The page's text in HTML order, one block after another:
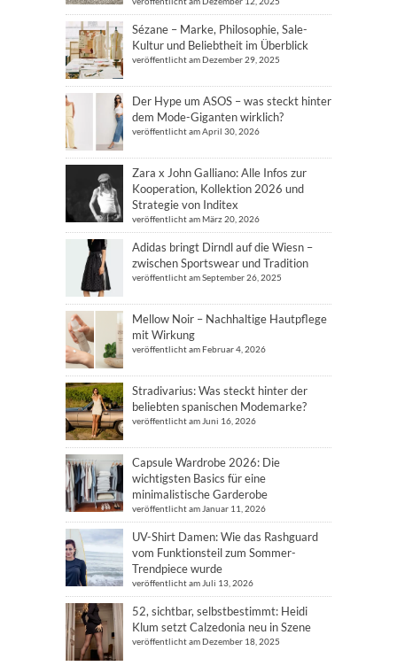
Sézane – Marke, Philosophie, Sale-
Kultur und Beliebtheit im Überblick
veröffentlicht am Dezember 29, 2025
Der Hype um ASOS – was steckt hinter
dem Mode-Giganten wirklich?
veröffentlicht am April 30, 2026
Zara x John Galliano: Alle Infos zur
Kooperation, Kollektion 2026 und
Strategie von Inditex
veröffentlicht am März 20, 2026
Adidas bringt Dirndl auf die Wiesn –
zwischen Sportswear und Tradition
veröffentlicht am September 26, 2025
Mellow Noir – Nachhaltige Hautpflege
mit Wirkung
veröffentlicht am Februar 4, 2026
Stradivarius: Was steckt hinter der
beliebten spanischen Modemarke?
veröffentlicht am Juni 16, 2026
Capsule Wardrobe 2026: Die
wichtigsten Basics für eine
minimalistische Garderobe
veröffentlicht am Januar 11, 2026
UV-Shirt Damen: Wie das Rashguard
vom Funktionsteil zum Sommer-
Trendpiece wurde
veröffentlicht am Juli 13, 2026
52, sichtbar, selbstbestimmt: Heidi
Klum setzt Calzedonia neu in Szene
veröffentlicht am Dezember 18, 2025